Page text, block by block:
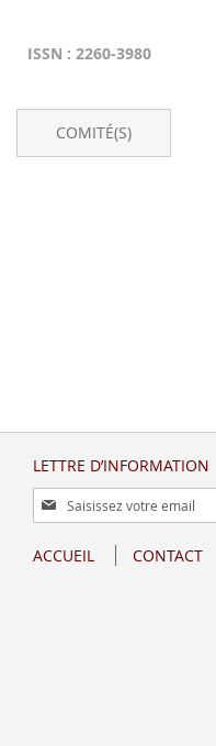
ISSN : 2260-3980
COMITÉ(S)
LETTRE D’INFORMATION
Inscription
à
lettre
ACCUEIL CONTACT